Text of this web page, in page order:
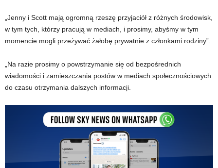
„Jenny i Scott mają ogromną rzeszę przyjaciół z różnych środowisk,
w tym tych, którzy pracują w mediach, i prosimy, abyśmy w tym
momencie mogli przeżywać żałobę prywatnie z członkami rodziny”.
„Na razie prosimy o powstrzymanie się od bezpośrednich
wiadomości i zamieszczania postów w mediach społecznościowych
do czasu otrzymania dalszych informacji.